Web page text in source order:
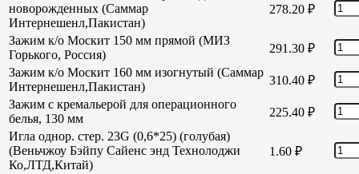
новорожденных (Саммар
Интернешенл,Пакистан)
278.20 ₽
Зажим к/о Москит 150 мм прямой (МИЗ
Горького, Россия)
291.30 ₽
Зажим к/о Москит 160 мм изогнутый (Саммар
Интернешенл,Пакистан)
310.40 ₽
Зажим с кремальерой для операционного
белья, 130 мм
225.40 ₽
Игла однор. стер. 23G (0,6*25) (голубая)
(Веньчжоу Бэйпу Сайенс энд Технолоджи
Ко,ЛТД,Китай)
1.60 ₽